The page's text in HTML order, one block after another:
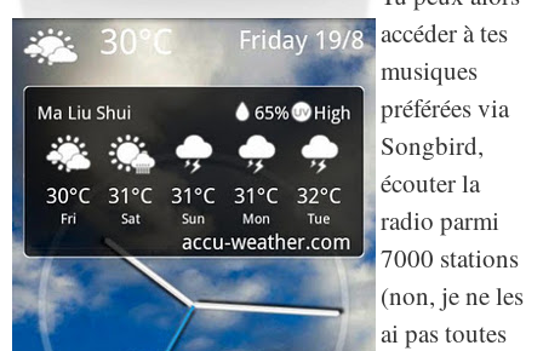
accéder à tes
musiques
préférées via
Songbird,
écouter la
radio parmi
7000 stations
(non, je ne les
ai pas toutes